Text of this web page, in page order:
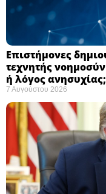
Επιστήμονες
τεχνητής
ή λόγος ανησυχίας; ​
7 Αυγούστου 2026